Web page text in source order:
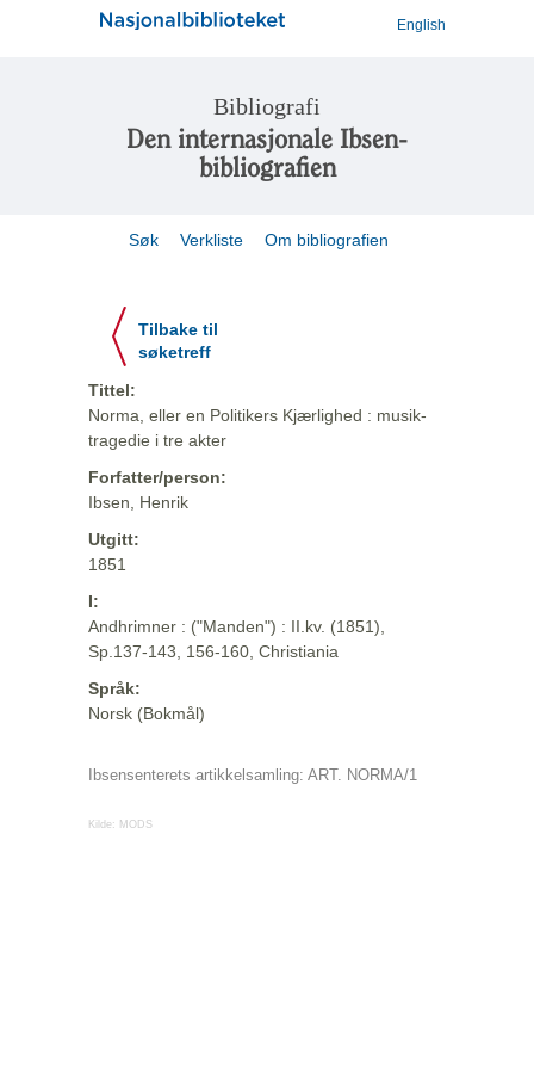
English
Bibliografi
Den internasjonale Ibsen-
bibliografien
Søk Verkliste Om bibliografien
Tilbake til
søketreff
Tittel:
Norma, eller en Politikers Kjærlighed : musik-
tragedie i tre akter
Forfatter/person:
Ibsen, Henrik
Utgitt:
1851
I:
Andhrimner : ("Manden") : II.kv. (1851),
Sp.137-143, 156-160, Christiania
Språk:
Norsk (Bokmål)
Ibsensenterets artikkelsamling: ART. NORMA/1
Kilde: MODS